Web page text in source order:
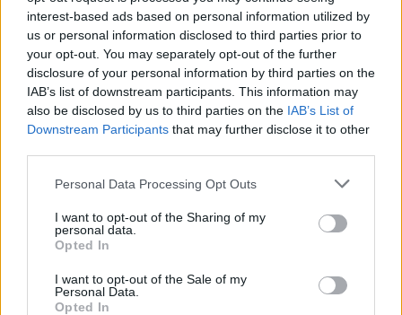
interest-based ads based on personal information utilized by
us or personal information disclosed to third parties prior to
your opt-out. You may separately opt-out of the further
disclosure of your personal information by third parties on the
IAB’s list of downstream participants. This information may
also be disclosed by us to third parties on the IAB’s List of
Downstream Participants that may further disclose it to other
Personal Data Processing Opt Outs
I want to opt-out of the Sharing of my
personal data.
Opted In
I want to opt-out of the Sale of my
Personal Data.
Opted In
2026. augusztus 09., vasárnap
Aratókalákával idézték fel a múltat
Csíkszentkirályon